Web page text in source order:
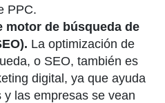
PPC.
motor de búsqueda de
La optimización de
o SEO, también es
digital, ya que ayuda
y las empresas se vean